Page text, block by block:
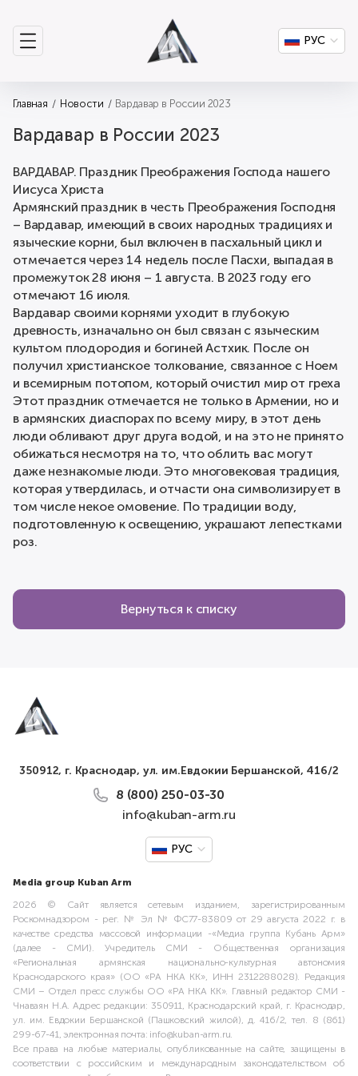
РУС
Главная Новости Вардавар в России 2023
Вардавар в России 2023
BАРДАВАР. Праздник Преображения Господа нашего
Иисуса Христа
Армянский праздник в честь Преображения Господня
– Вардавар, имеющий в своих народных традициях и
языческие корни, был включен в пасхальный цикл и
отмечается через 14 недель после Пасхи, выпадая в
промежуток 28 июня – 1 августа. В 2023 году его
отмечают 16 июля.
Вардавар своими корнями уходит в глубокую
древность, изначально он был связан с языческим
культом плодородия и богиней Астхик. После он
получил христианское толкование, связанное с Ноем
и всемирным потопом, который очистил мир от греха
Этот праздник отмечается не только в Армении, но и
в армянских диаспорах по всему миру, в этот день
люди обливают друг друга водой, и на это не принято
обижаться несмотря на то, что облить вас могут
даже незнакомые люди. Это многовековая традиция,
которая утвердилась, и отчасти она символизирует в
том числе некое омовение. По традиции воду,
подготовленную к освещению, украшают лепестками
роз.
Вернуться к списку
350912, г. Краснодар, ул. им.Евдокии Бершанской, 416/2
8 (800) 250-03-30
info@kuban-arm.ru
РУС
Media group Kuban Arm
2026 © Сайт является сетевым изданием, зарегистрированным
Роскомнадзором - рег. № Эл № ФС77-83809 от 29 августа 2022 г. в
качестве средства массовой информации -«Медиа группа Кубань Арм»
(далее - СМИ). Учредитель СМИ - Общественная организация
«Региональная армянская национально-культурная автономия
Краснодарского края» (ОО «РА НКА КК», ИНН 2312288028). Редакция
СМИ – Отдел пресс службы ОО «РА НКА КК». Главный редактор СМИ -
Чнаваян Н.А. Адрес редакции: 350911, Краснодарский край, г. Краснодар,
ул. им. Евдокии Бершанской (Пашковский жилой), д. 416/2, тел. 8 (861)
299-67-41, электронная почта: info@kuban-arm.ru.
Все права на любые материалы, опубликованные на сайте, защищены в
соответствии с российским и международным законодательством об